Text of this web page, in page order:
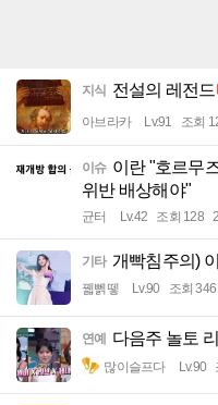
지식 전설의 레전드
아브라카 Lv.91 조회
이슈 이란 "호르무
위반 배상해야"
균터 Lv.42 조회 128
기타 개빡침주의)
꿻뻵뗗 Lv.90 조회 346
연예 다음주 놀토
많이슬프다 Lv.90